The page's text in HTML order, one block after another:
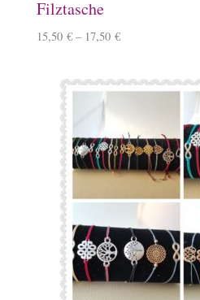
Filztasche
15,50 € – 17,50 €